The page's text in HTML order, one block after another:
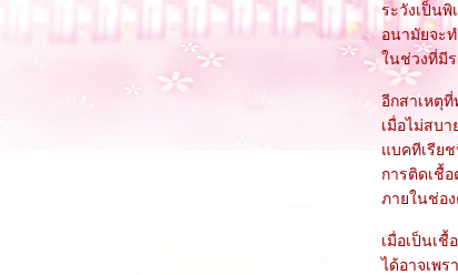
ระวังเป็น
อนามัยจะ
นช่วงที่มีร
อีกสาเหตุ
เมื่อไม่สบ
บคทีเรียช
การติดเชื้
ภายในช่อ
เมื่อเป็นเ
ได้อาจเพ